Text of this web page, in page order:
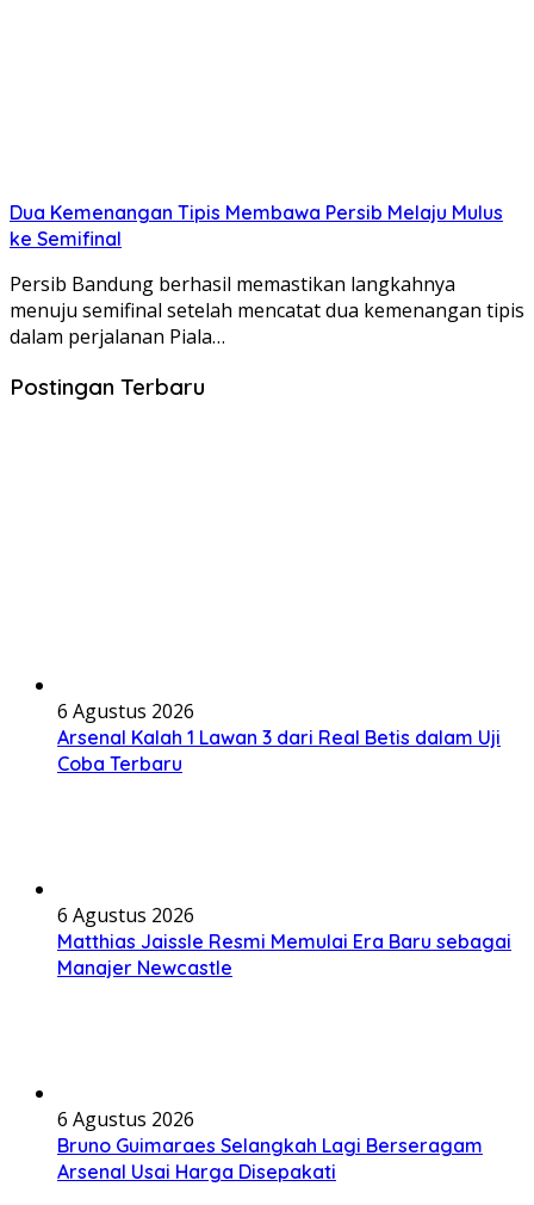
Dua Kemenangan Tipis Membawa Persib Melaju Mulus
ke Semifinal
Persib Bandung berhasil memastikan langkahnya
menuju semifinal setelah mencatat dua kemenangan tipis
dalam perjalanan Piala…
Postingan Terbaru
6 Agustus 2026
Arsenal Kalah 1 Lawan 3 dari Real Betis dalam Uji
Coba Terbaru
6 Agustus 2026
Matthias Jaissle Resmi Memulai Era Baru sebagai
Manajer Newcastle
6 Agustus 2026
Bruno Guimaraes Selangkah Lagi Berseragam
Arsenal Usai Harga Disepakati